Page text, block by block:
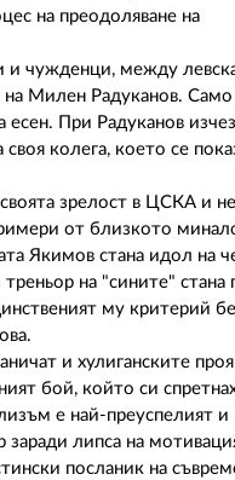
на преодоляване на
и чужденци, между
Милен Радуканов. Само
При Радуканов
колега, което се
зрелост в ЦСКА и
от близкото
Якимов стана идол на
на "сините" стана
му критерий
и хулиганските
бой, който си
е най-преуспелият и
липса на
посланик на